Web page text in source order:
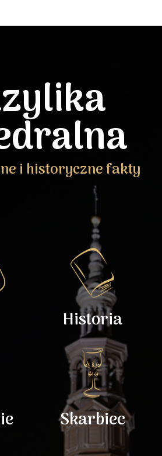
i historyczne fakty
Historia
Skarbiec